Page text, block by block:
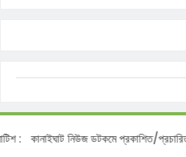
কানাইঘাট নিউজ ডটকমে প্রকাশিত/প্রচারিত